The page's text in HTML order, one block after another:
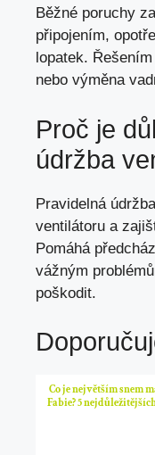
Běžné poruchy
připojením,
lopatek.
nebo výměna
Proč je
údržba
Pravidelná
ventilátoru a
Pomáhá
vážným
poškodit.
Co je největším snem
Fabie? 5